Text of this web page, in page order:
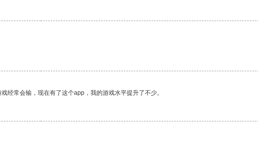
经常会输，现在有了这个app，我的游戏水平提升了不少。